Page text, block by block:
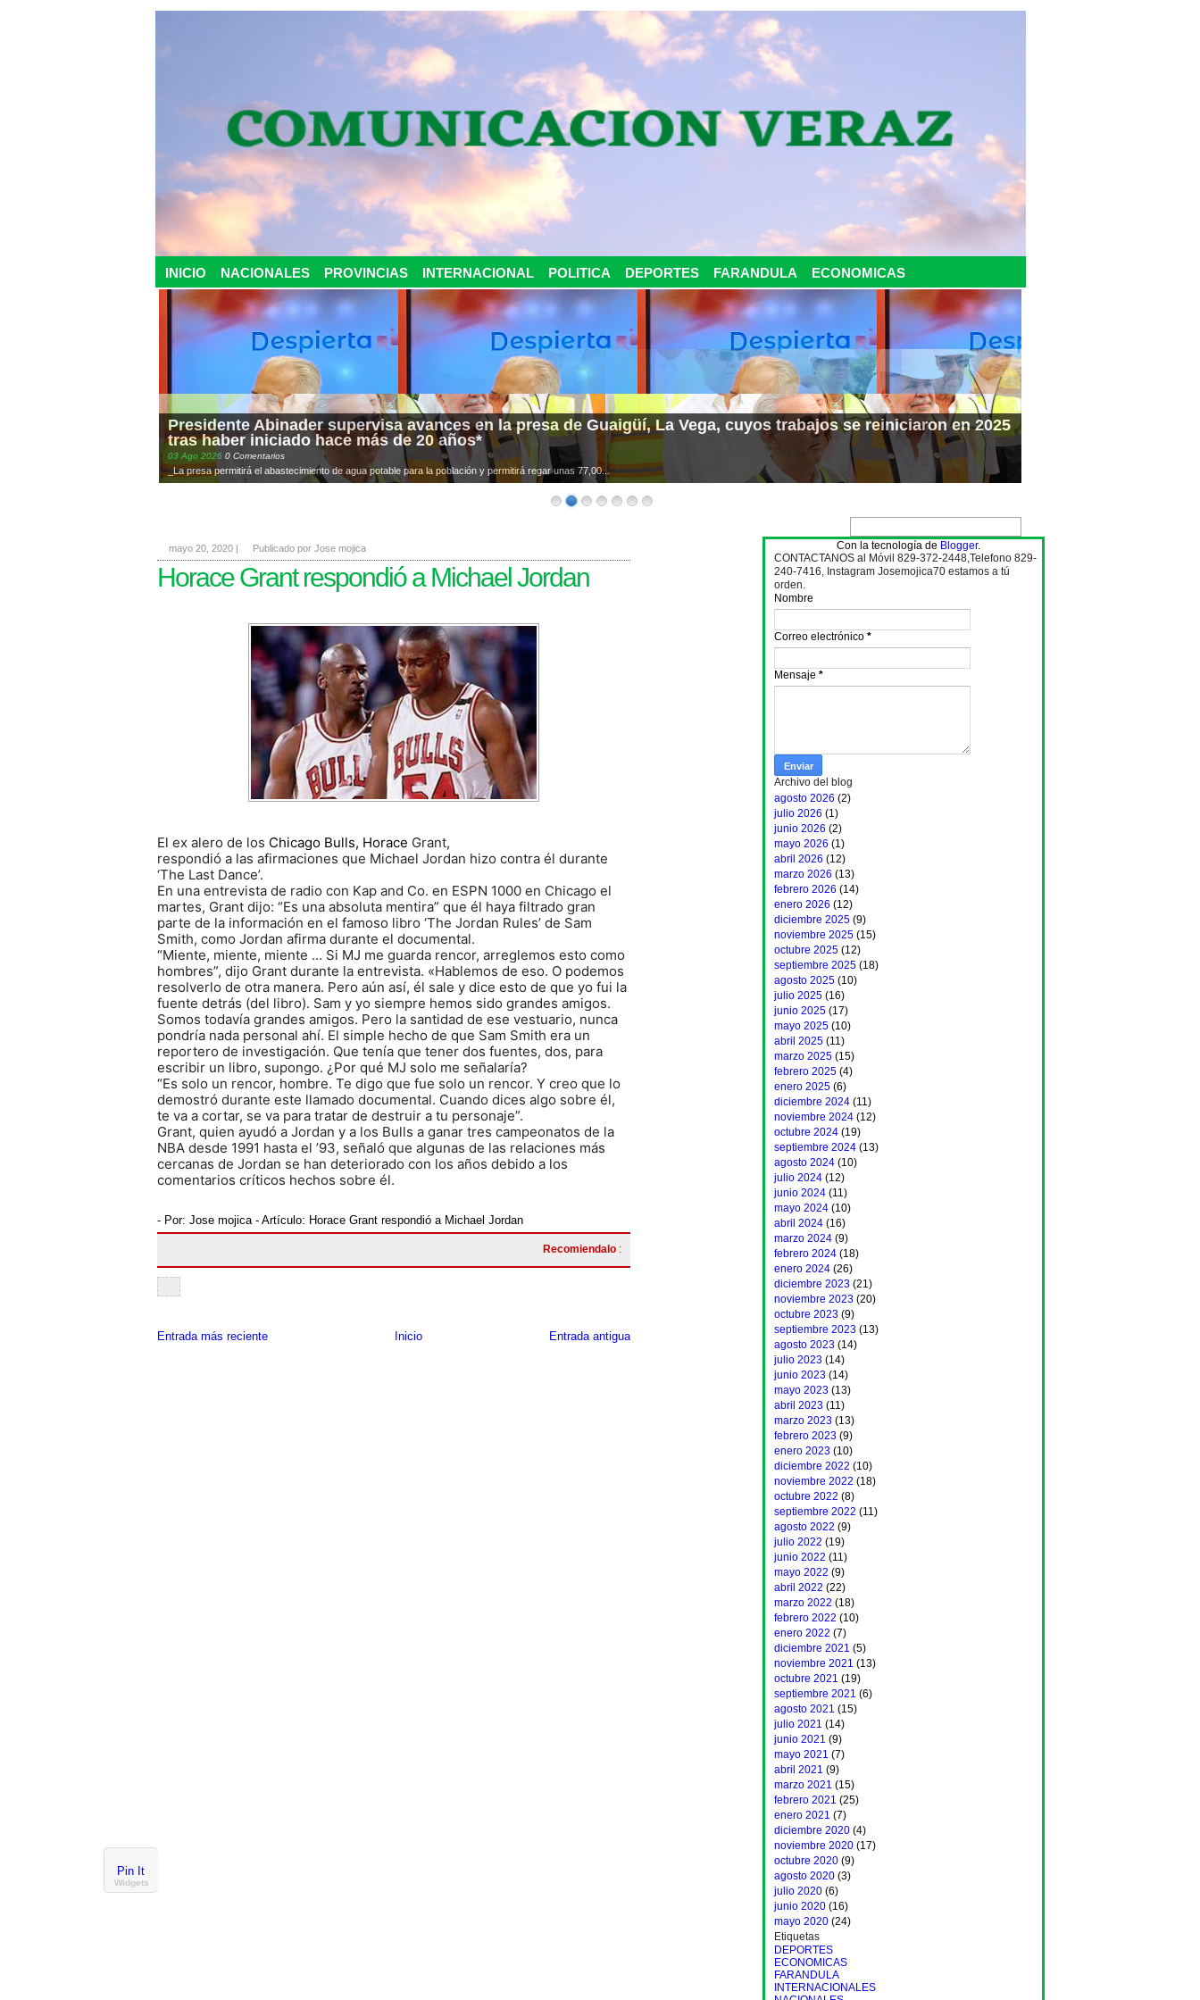
INICIO NACIONALES PROVINCIAS INTERNACIONAL POLITICA DEPORTES FARANDULA ECONOMICAS
Presidente Abinader supervisa avances en la presa de Guaigüí, La Vega, cuyos trabajos se reiniciaron en 2025
tras haber iniciado hace más de 20 años*
03 Ago 2026 0 Comentarios
_La presa permitirá el abastecimiento de agua potable para la población y permitirá regar unas 77,00...
Pin It
Widgets
mayo 20, 2020 | Publicado por Jose mojica
Horace Grant respondió a Michael Jordan
El ex alero de los Chicago Bulls, Horace Grant,
respondió a las afirmaciones que Michael Jordan hizo contra él durante
‘The Last Dance’.
En una entrevista de radio con Kap and Co. en ESPN 1000 en Chicago el
martes, Grant dijo: “Es una absoluta mentira” que él haya filtrado gran
parte de la información en el famoso libro ‘The Jordan Rules’ de Sam
Smith, como Jordan afirma durante el documental.
“Miente, miente, miente … Si MJ me guarda rencor, arreglemos esto como
hombres”, dijo Grant durante la entrevista. «Hablemos de eso. O podemos
resolverlo de otra manera. Pero aún así, él sale y dice esto de que yo fui la
fuente detrás (del libro). Sam y yo siempre hemos sido grandes amigos.
Somos todavía grandes amigos. Pero la santidad de ese vestuario, nunca
pondría nada personal ahí. El simple hecho de que Sam Smith era un
reportero de investigación. Que tenía que tener dos fuentes, dos, para
escribir un libro, supongo. ¿Por qué MJ solo me señalaría?
“Es solo un rencor, hombre. Te digo que fue solo un rencor. Y creo que lo
demostró durante este llamado documental. Cuando dices algo sobre él,
te va a cortar, se va para tratar de destruir a tu personaje”.
Grant, quien ayudó a Jordan y a los Bulls a ganar tres campeonatos de la
NBA desde 1991 hasta el ’93, señaló que algunas de las relaciones más
cercanas de Jordan se han deteriorado con los años debido a los
comentarios críticos hechos sobre él.
- Por: Jose mojica- Artículo: Horace Grant respondió a Michael Jordan
Recomiendalo :
Entrada más reciente Entrada antigua
Inicio
Con la tecnología de Blogger.
CONTACTANOS al Móvil 829-372-2448,Telefono 829-
240-7416, Instagram Josemojica70 estamos a tú
orden.
Nombre
Correo electrónico *
Mensaje *
Archivo del blog
agosto 2026 (2)
julio 2026 (1)
junio 2026 (2)
mayo 2026 (1)
abril 2026 (12)
marzo 2026 (13)
febrero 2026 (14)
enero 2026 (12)
diciembre 2025 (9)
noviembre 2025 (15)
octubre 2025 (12)
septiembre 2025 (18)
agosto 2025 (10)
julio 2025 (16)
junio 2025 (17)
mayo 2025 (10)
abril 2025 (11)
marzo 2025 (15)
febrero 2025 (4)
enero 2025 (6)
diciembre 2024 (11)
noviembre 2024 (12)
octubre 2024 (19)
septiembre 2024 (13)
agosto 2024 (10)
julio 2024 (12)
junio 2024 (11)
mayo 2024 (10)
abril 2024 (16)
marzo 2024 (9)
febrero 2024 (18)
enero 2024 (26)
diciembre 2023 (21)
noviembre 2023 (20)
octubre 2023 (9)
septiembre 2023 (13)
agosto 2023 (14)
julio 2023 (14)
junio 2023 (14)
mayo 2023 (13)
abril 2023 (11)
marzo 2023 (13)
febrero 2023 (9)
enero 2023 (10)
diciembre 2022 (10)
noviembre 2022 (18)
octubre 2022 (8)
septiembre 2022 (11)
agosto 2022 (9)
julio 2022 (19)
junio 2022 (11)
mayo 2022 (9)
abril 2022 (22)
marzo 2022 (18)
febrero 2022 (10)
enero 2022 (7)
diciembre 2021 (5)
noviembre 2021 (13)
octubre 2021 (19)
septiembre 2021 (6)
agosto 2021 (15)
julio 2021 (14)
junio 2021 (9)
mayo 2021 (7)
abril 2021 (9)
marzo 2021 (15)
febrero 2021 (25)
enero 2021 (7)
diciembre 2020 (4)
noviembre 2020 (17)
octubre 2020 (9)
agosto 2020 (3)
julio 2020 (6)
junio 2020 (16)
mayo 2020 (24)
Etiquetas
DEPORTES
ECONOMICAS
FARANDULA
INTERNACIONALES